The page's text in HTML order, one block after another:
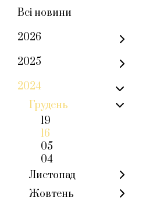
Всі новини
2026
2025
2024
Грудень
19
16
05
04
Листопад
Жовтень